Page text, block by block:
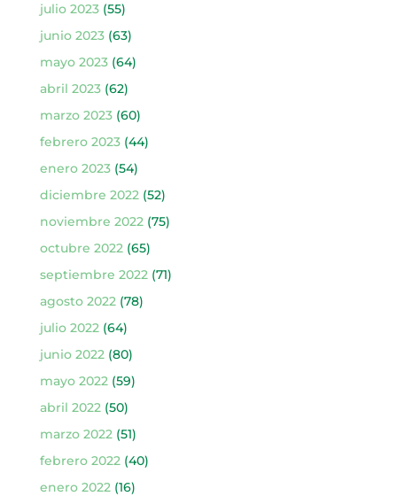
julio 2023(55)
junio 2023(63)
mayo 2023(64)
abril 2023(62)
marzo 2023(60)
febrero 2023(44)
enero 2023(54)
diciembre 2022(52)
noviembre 2022(75)
octubre 2022(65)
septiembre 2022(71)
agosto 2022(78)
julio 2022(64)
junio 2022(80)
mayo 2022(59)
abril 2022(50)
marzo 2022(51)
febrero 2022(40)
enero 2022(16)